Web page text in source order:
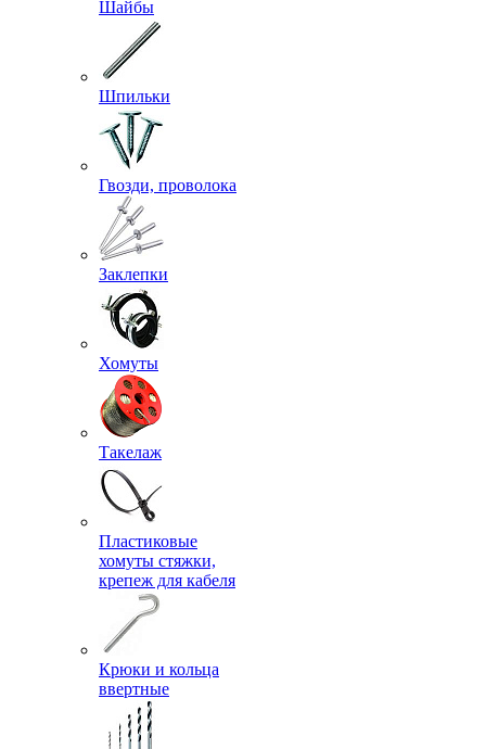
Шайбы
Шпильки
Гвозди, проволока
Заклепки
Хомуты
Такелаж
Пластиковые
хомуты стяжки,
крепеж для кабеля
Крюки и кольца
ввертные